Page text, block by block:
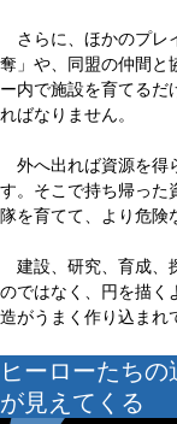
さらに、ほかのプレ
奪」や、同盟の仲間と
ー内で施設を育てるだ
ればなりません。
外へ出れば資源を得
す。そこで持ち帰った
隊を育てて、より危険
建設、研究、育成、
のではなく、円を描く
造がうまく作り込まれ
ヒーローたち
が見えてくる